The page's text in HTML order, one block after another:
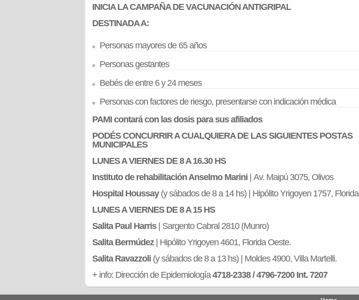
INICIA LA CAMPAÑA DE VACUNACIÓN ANTIGRIPAL
DESTINADA A:
Personas mayores de 65 años
Personas gestantes
Bebés de entre 6 y 24 meses
Personas con factores de riesgo, presentarse con indicación médica
PAMI contará con las dosis para sus afiliados
PODÉS CONCURRIR A CUALQUIERA DE LAS SIGUIENTES POSTAS
MUNICIPALES
LUNES A VIERNES DE 8 A 16.30 HS
Instituto de rehabilitación Anselmo Marini | Av. Maipú 3075, Olivos
Hospital Houssay(y sábados de 8 a 14 hs) | Hipólito Yrigoyen 1757, Florida
LUNES A VIERNES DE 8 A 15 HS
Salita Paul Harris| Sargento Cabral 2810 (Munro)
Salita Bermúdez| Hipólito Yrigoyen 4601, Florida Oeste.
Salita Ravazzoli (y sábados de 8 a 13 hs) | Moldes 4900, Villa Martelli.
+ info: Dirección de Epidemiología4718-2338 / 4796-7200 Int. 7207